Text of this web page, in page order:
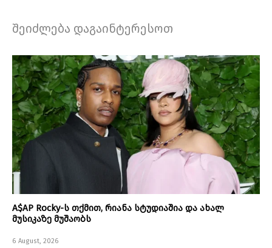
შეიძლება დაგაინტერესოთ
A$AP Rocky-ს თქმით, რიანა სტუდიაშია და ახალ
მუსიკაზე მუშაობს
6 August, 2026